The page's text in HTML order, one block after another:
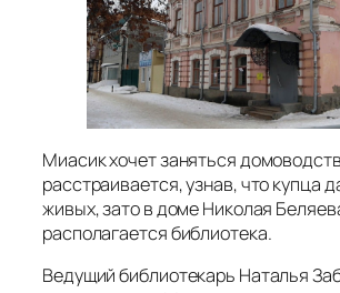
Миасик хочет заняться
расстраивается, узнав, что купца
живых, зато в доме Николая
располагается библиотека.
Ведущий библиотекарь Наталья